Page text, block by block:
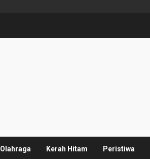
Olahraga Kerah Hitam Peristiwa